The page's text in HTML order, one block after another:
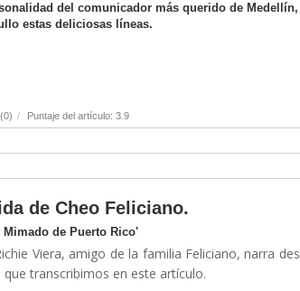
del comunicador más querido de Medellín,
estas deliciosas líneas.
/ Puntaje del artículo: 3.9
de Cheo Feliciano.
de Puerto Rico'
Viera, amigo de la familia Feliciano, narra
transcribimos en este artículo.